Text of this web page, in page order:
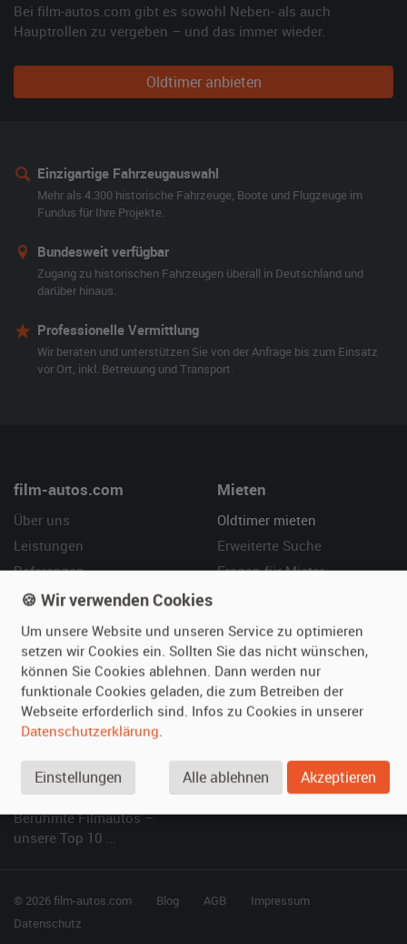
Bei film-autos.com gibt es sowohl Neben- als auch
Hauptrollen zu vergeben – und das immer wieder.
Oldtimer anbieten
Einzigartige Fahrzeugauswahl
Mehr als 4.300 historische Fahrzeuge, Boote und Flugzeuge im
Fundus für Ihre Projekte.
Bundesweit verfügbar
Zugang zu historischen Fahrzeugen überall in Deutschland und
darüber hinaus.
Professionelle Vermittlung
Wir beraten und unterstützen Sie von der Anfrage bis zum Einsatz
vor Ort, inkl. Betreuung und Transport.
film-autos.com
Über uns
Leistungen
Referenzen
Kundenmeinungen
Mieten
Oldtimer mieten
Erweiterte Suche
Fragen für Mieter
Vermieten
Oldtimer anmelden
Fotos senden
Fragen für Vermieter
Hilfe
Häufige Fragen (FAQ)
So funktioniert's
SPECIAL
Berühmte Filmautos –
unsere Top 10 ...
© 2026 film-autos.com Blog AGB
Impressum
Datenschutz
🍪 Wir verwenden Cookies
Um unsere Website und unseren Service zu optimieren
setzen wir Cookies ein. Sollten Sie das nicht wünschen,
können Sie Cookies ablehnen. Dann werden nur
funktionale Cookies geladen, die zum Betreiben der
Webseite erforderlich sind. Infos zu Cookies in unserer
Datenschutzerklärung.
Einstellungen Alle ablehnen Akzeptieren